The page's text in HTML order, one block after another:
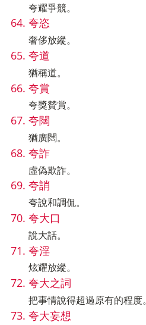
夸耀爭競。
夸恣
奢侈放縱。
夸道
猶稱道。
夸賞
夸獎贊賞。
夸闊
猶廣闊。
夸詐
虛偽欺詐。
夸誚
夸說和調侃。
夸大口
說大話。
夸淫
炫耀放縱。
夸大之詞
把事情說得超過原有的程度。
夸大妄想